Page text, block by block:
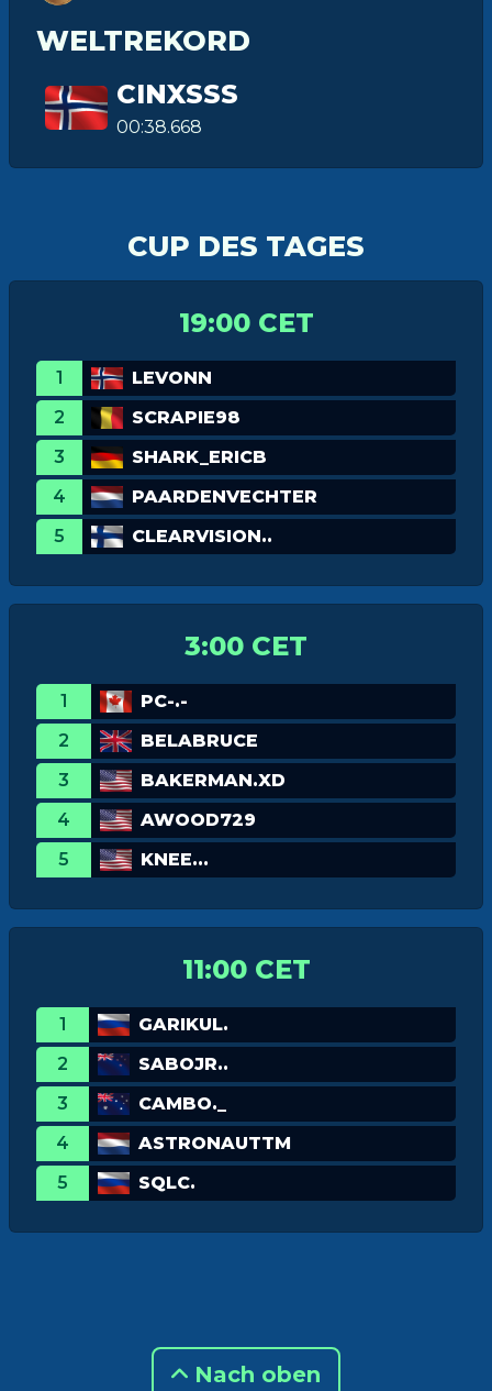
WELTREKORD
CINXSSS
00:38.668
CUP DES TAGES
19:00 CET
1
LEVONN
2
SCRAPIE98
3
SHARK_ERICB
4
PAARDENVECHTER
5
CLEARVISION..
3:00 CET
1
PC-.-
2
BELABRUCE
3
BAKERMAN.XD
4
AWOOD729
5
KNEE...
11:00 CET
1
GARIKUL.
2
SABOJR..
3
CAMBO._
4
ASTRONAUTTM
5
SQLC.
Nach oben